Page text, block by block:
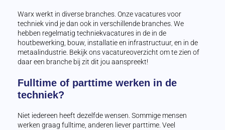
Warx werkt in diverse branches. Onze vacatures voor
techniek vind je dan ook in verschillende branches. We
hebben regelmatig techniekvacatures in de in de
houtbewerking, bouw, installatie en infrastructuur, en in de
metaalindustrie. Bekijk ons vacatureoverzicht om te zien of
daar een branche bij zit dit jou aanspreekt!
Fulltime of parttime werken in de
techniek?
Niet iedereen heeft dezelfde wensen. Sommige mensen
werken graag fulltime, anderen liever parttime. Veel